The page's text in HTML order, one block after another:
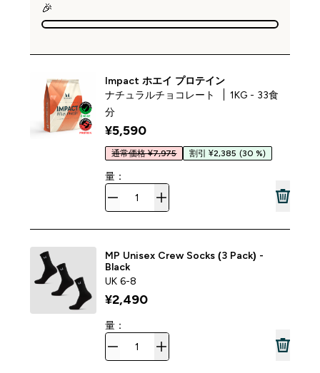
🎉
Impact ホエイ プロテイン
ナチュラルチョコレート
1KG - 33食
分
¥5,590‎
通常価格 ¥7,975 割引 ¥2,385 (30 %)
量：
MP Unisex Crew Socks (3 Pack) -
Black
UK 6-8
¥2,490‎
量：